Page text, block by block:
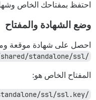
احتفظ بمفتاحك الخاص
وضع الشهادة والمفتاح
احصل على شهادة موقعة
/var/discourse/shared/standalone/ssl/
المفتاح الخاص هو:
/var/discourse/shared/standalone/ssl/ssl.key